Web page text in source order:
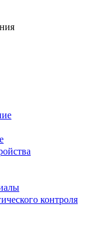
контроля